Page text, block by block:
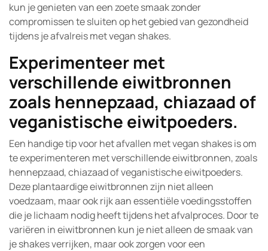
kun je genieten van een zoete smaak zonder
compromissen te sluiten op het gebied van gezondheid
tijdens je afvalreis met vegan shakes.
Experimenteer met
verschillende eiwitbronnen
zoals hennepzaad, chiazaad of
veganistische eiwitpoeders.
Een handige tip voor het afvallen met vegan shakes is om
te experimenteren met verschillende eiwitbronnen, zoals
hennepzaad, chiazaad of veganistische eiwitpoeders.
Deze plantaardige eiwitbronnen zijn niet alleen
voedzaam, maar ook rijk aan essentiële voedingsstoffen
die je lichaam nodig heeft tijdens het afvalproces. Door te
variëren in eiwitbronnen kun je niet alleen de smaak van
je shakes verrijken, maar ook zorgen voor een